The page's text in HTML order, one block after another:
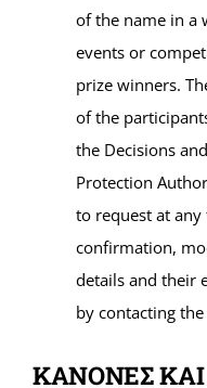
of the name in a
events or
prize winners.
of the
the Decisions
Protection
to request at
confirmation,
details and their
by contacting
ΚΑΝΟΝΕΣ ΚΑΙ